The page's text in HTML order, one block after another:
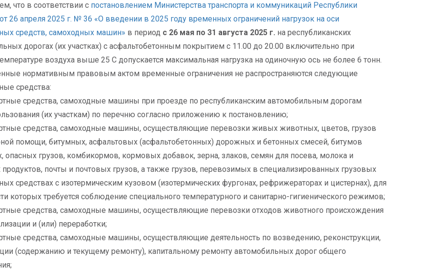
что в соответствии с постановлением Министерства транспорта и коммуникаций Республики
26 апреля 2025 г. № 36 «О введении в 2025 году временных ограничений нагрузок на оси
средств, самоходных машин» в период с 26 мая по 31 августа 2025 г. на республиканских
дорогах (их участках) с асфальтобетонным покрытием с 11.00 до 20.00 включительно при
воздуха выше 25 С допускается максимальная нагрузка на одиночную ось не более 6 тонн.
нормативным правовым актом временные ограничения не распространяются следующие
средства:
средства, самоходные машины при проезде по республиканским автомобильным дорогам
(их участкам) по перечню согласно приложению к постановлению;
средства, самоходные машины, осуществляющие перевозки живых животных, цветов, грузов
помощи, битумных, асфальтовых (асфальтобетонных) дорожных и бетонных смесей, битумов
опасных грузов, комбикормов, кормовых добавок, зерна, злаков, семян для посева, молока и
почты и почтовых грузов, а также грузов, перевозимых в специализированных грузовых
средствах с изотермическим кузовом (изотермических фургонах, рефрижераторах и цистернах), для
которых требуется соблюдение специального температурного и санитарно-гигиенического режимов;
средства, самоходные машины, осуществляющие перевозки отходов животного происхождения
и (или) переработки;
средства, самоходные машины, осуществляющие деятельность по возведению, реконструкции,
(содержанию и текущему ремонту), капитальному ремонту автомобильных дорог общего